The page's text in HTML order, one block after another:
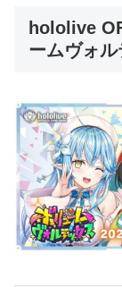
hololive
ームヴォル